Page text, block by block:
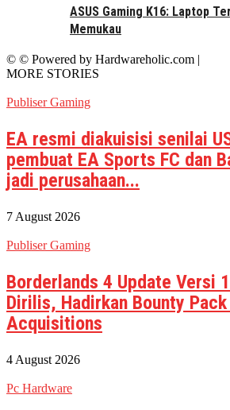
ASUS Gaming K16: Laptop
Memukau
© © Powered by Hardwareholic.com |
MORE STORIES
Publiser Gaming
EA resmi diakuisisi senilai
pembuat EA Sports FC dan
jadi perusahaan...
7 August 2026
Publiser Gaming
Borderlands 4 Update Versi
Dirilis, Hadirkan Bounty
Acquisitions
4 August 2026
Pc Hardware